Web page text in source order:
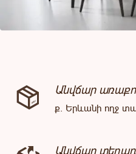
Անվճար
ք. Երևանի ողջ
Անվճար